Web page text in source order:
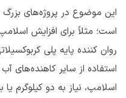
این موضوع در پروژه‌های
روان کننده پایه پلی
استفاده از سایر کاهنده‌های
اسلامپ، نیاز به دو کیلوگرم